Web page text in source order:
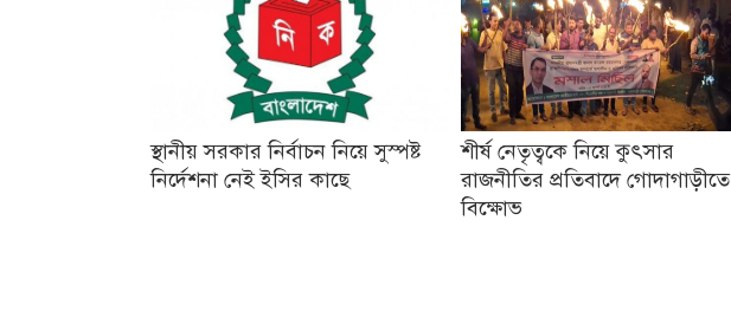
স্থানীয় সরকার নির্বাচন নিয়ে সুস্পষ্ট
নির্দেশনা নেই ইসির কাছে
শীর্ষ নেতৃত্বকে নিয়ে কুৎসার
রাজনীতির প্রতিবাদে গোদাগাড়ীতে
বিক্ষোভ